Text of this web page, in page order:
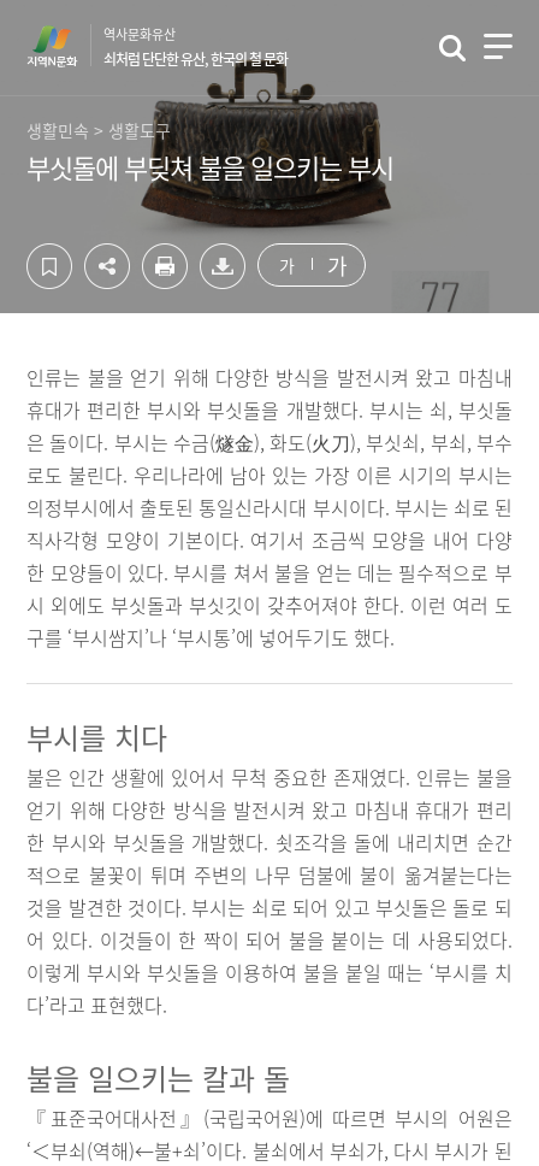
역사문화유산
쇠처럼 단단한 유산, 한국의 철 문화
생활민속 > 생활도구
부싯돌에 부딪쳐 불을 일으키는 부시
가 가
인류는 불을 얻기 위해 다양한 방식을 발전시켜 왔고 마침내
휴대가 편리한 부시와 부싯돌을 개발했다. 부시는 쇠, 부싯돌
은 돌이다. 부시는 수금(燧金), 화도(火刀), 부싯쇠, 부쇠, 부수
로도 불린다. 우리나라에 남아 있는 가장 이른 시기의 부시는
의정부시에서 출토된 통일신라시대 부시이다. 부시는 쇠로 된
직사각형 모양이 기본이다. 여기서 조금씩 모양을 내어 다양
한 모양들이 있다. 부시를 쳐서 불을 얻는 데는 필수적으로 부
시 외에도 부싯돌과 부싯깃이 갖추어져야 한다. 이런 여러 도
구를 ‘부시쌈지’나 ‘부시통’에 넣어두기도 했다.
부시를 치다
불은 인간 생활에 있어서 무척 중요한 존재였다. 인류는 불을
얻기 위해 다양한 방식을 발전시켜 왔고 마침내 휴대가 편리
한 부시와 부싯돌을 개발했다. 쇳조각을 돌에 내리치면 순간
적으로 불꽃이 튀며 주변의 나무 덤불에 불이 옮겨붙는다는
것을 발견한 것이다. 부시는 쇠로 되어 있고 부싯돌은 돌로 되
어 있다. 이것들이 한 짝이 되어 불을 붙이는 데 사용되었다.
이렇게 부시와 부싯돌을 이용하여 불을 붙일 때는 ‘부시를 치
다’라고 표현했다.
불을 일으키는 칼과 돌
『표준국어대사전』(국립국어원)에 따르면 부시의 어원은
‘＜부쇠(역해)←불+쇠’이다. 불쇠에서 부쇠가, 다시 부시가 된